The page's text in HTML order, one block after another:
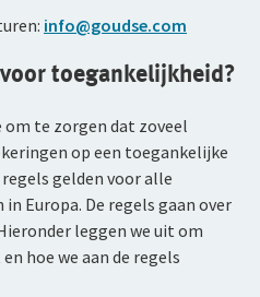
tot-100 Plan)
Collectief
Collectief
info@goudse.com
toegankelijkheid?
om te zorgen dat zoveel
op een toegankelijke
gelden voor alle
Europa. De regels gaan over
leggen we uit om
hoe we aan de regels